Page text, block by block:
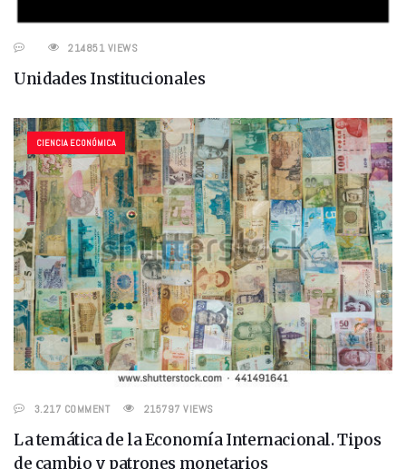
214851 VIEWS
Unidades Institucionales
CIENCIA ECONÓMICA
3.217 COMMENT 215797 VIEWS
La temática de la Economía Internacional. Tipos
de cambio y patrones monetarios